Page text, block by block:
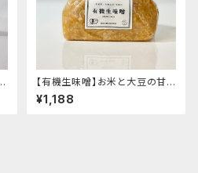
【有機生味噌】お米と大豆の甘
味と旨味- "袋入り1kg"│オー
ガニック 味噌 発酵食品 有機 調
¥1,188